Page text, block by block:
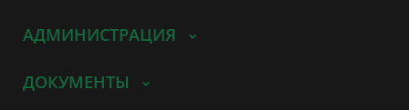
АДМИНИСТРАЦИЯ
ДОКУМЕНТЫ